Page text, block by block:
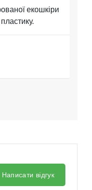
екошкіри
Написати відгук